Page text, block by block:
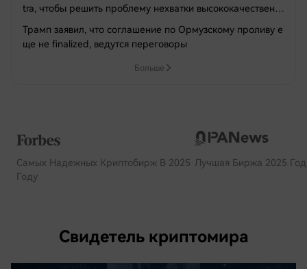
tra, чтобы решить проблему нехватки высококачественн
низким объемом памяти
Трамп заявил, что соглашение по Ормузскому проливу е
ще не finalized, ведутся переговоры
Больше
Самых Надежных Криптобирж В 2025
Году
Лучшая Биржа 2025
Свидетель криптомира